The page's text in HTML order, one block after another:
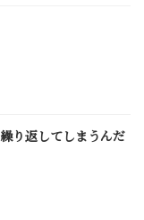
り返してしまうんだ